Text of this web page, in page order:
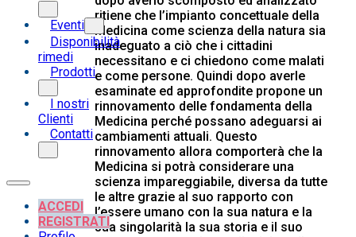
Eventi
Disponibilità
rimedi
Prodotti
I nostri
Clienti
Contatti
ACCEDI
REGISTRATI
ritiene che l’impianto concettuale della
Medicina come scienza della natura sia
inadeguato a ciò che i cittadini
necessitano e ci chiedono come malati
e come persone. Quindi dopo averle
esaminate ed approfondite propone un
rinnovamento delle fondamenta della
Medicina perché possano adeguarsi ai
cambiamenti attuali. Questo
rinnovamento allora comporterà che la
Medicina si potrà considerare una
scienza impareggiabile, diversa da tutte
le altre grazie al suo rapporto con
l’essere umano con la sua natura e la
sua singolarità la sua storia e il suo